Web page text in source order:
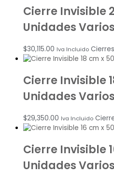
Cierre Invisible
Unidades
$30,115.00 Iva Incluido Cierres
Cierre Invisible
Unidades
$29,350.00 Iva Incluido
Cierre Invisible
Unidades